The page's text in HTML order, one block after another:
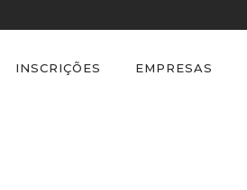
INSCRIÇÕES EMPRESAS